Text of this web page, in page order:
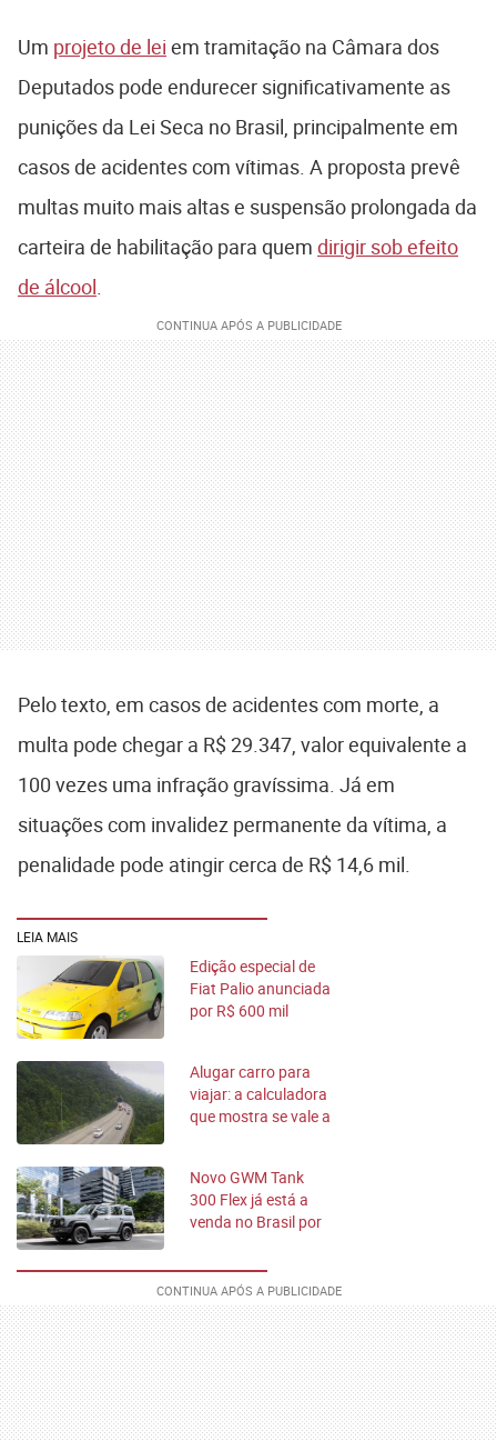
Um projeto de lei em tramitação na Câmara dos
Deputados pode endurecer significativamente as
punições da Lei Seca no Brasil, principalmente em
casos de acidentes com vítimas. A proposta prevê
multas muito mais altas e suspensão prolongada da
carteira de habilitação para quem dirigir sob efeito
de álcool
Pelo texto, em casos de acidentes com morte, a
multa pode chegar a R$ 29.347, valor equivalente a
100 vezes uma infração gravíssima. Já em
situações com invalidez permanente da vítima, a
penalidade pode atingir cerca de R$ 14,6 mil.
LEIA MAIS
Edição especial de
Fiat Palio anunciada
por R$ 600 mil
Alugar carro para
viajar: a calculadora
que mostra se vale a
Novo GWM Tank
300 Flex já está a
venda no Brasil por